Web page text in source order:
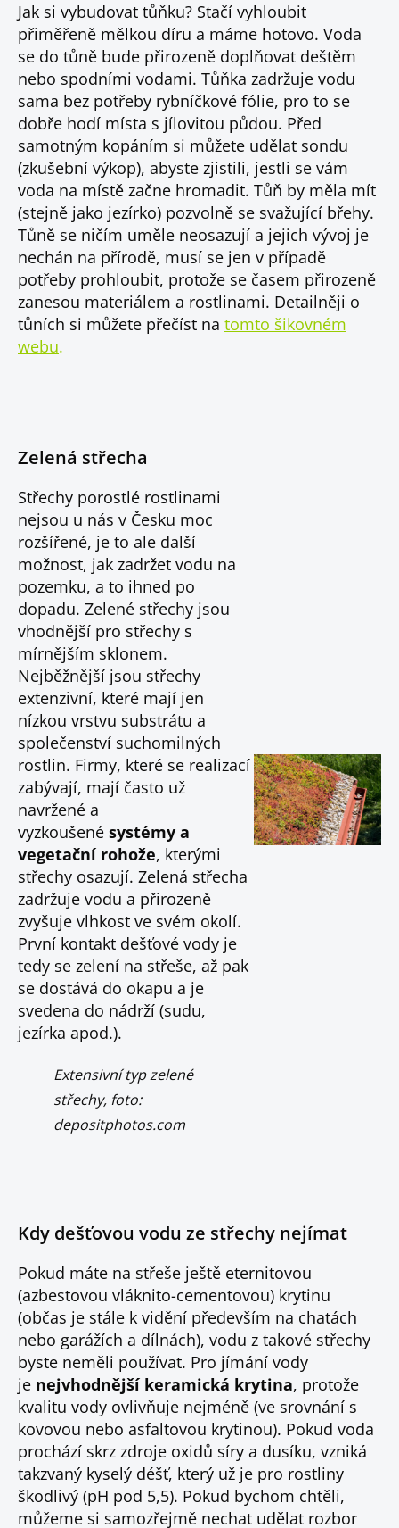
Jak si vybudovat tůňku? Stačí vyhloubit
přiměřeně mělkou díru a máme hotovo. Voda
se do tůně bude přirozeně doplňovat deštěm
nebo spodními vodami. Tůňka zadržuje vodu
sama bez potřeby rybníčkové fólie, pro to se
dobře hodí místa s jílovitou půdou. Před
samotným kopáním si můžete udělat sondu
(zkušební výkop), abyste zjistili, jestli se vám
voda na místě začne hromadit. Tůň by měla mít
(stejně jako jezírko) pozvolně se svažující břehy.
Tůně se ničím uměle neosazují a jejich vývoj je
nechán na přírodě, musí se jen v případě
potřeby prohloubit, protože se časem přirozeně
zanesou materiálem a rostlinami. Detailněji o
tůních si můžete přečíst na tomto šikovném
webu.
Zelená střecha
Střechy porostlé rostlinami
nejsou u nás v Česku moc
rozšířené, je to ale další
možnost, jak zadržet vodu na
pozemku, a to ihned po
dopadu. Zelené střechy jsou
vhodnější pro střechy s
mírnějším sklonem.
Nejběžnější jsou střechy
extenzivní, které mají jen
nízkou vrstvu substrátu a
společenství suchomilných
rostlin. Firmy, které se realizací
zabývají, mají často už
navržené a
vyzkoušené systémy a
vegetační rohože, kterými
střechy osazují. Zelená střecha
zadržuje vodu a přirozeně
zvyšuje vlhkost ve svém okolí.
První kontakt dešťové vody je
tedy se zelení na střeše, až pak
se dostává do okapu a je
svedena do nádrží (sudu,
jezírka apod.).
Extensivní typ zelené
střechy, foto:
depositphotos.com
Kdy dešťovou vodu ze střechy nejímat
Pokud máte na střeše ještě eternitovou
(azbestovou vláknito-cementovou) krytinu
(občas je stále k vidění především na chatách
nebo garážích a dílnách), vodu z takové střechy
byste neměli používat. Pro jímání vody
je nejvhodnější keramická krytina, protože
kvalitu vody ovlivňuje nejméně (ve srovnání s
kovovou nebo asfaltovou krytinou). Pokud voda
prochází skrz zdroje oxidů síry a dusíku, vzniká
takzvaný kyselý déšť, který už je pro rostliny
škodlivý (pH pod 5,5). Pokud bychom chtěli,
můžeme si samozřejmě nechat udělat rozbor